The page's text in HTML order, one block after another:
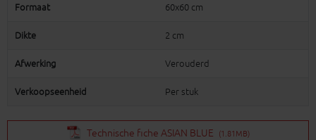
Formaat 60x60 cm
Dikte 2 cm
Afwerking Verouderd
Verkoopseenheid Per stuk
Technische fiche ASIAN BLUE (1.81MB)